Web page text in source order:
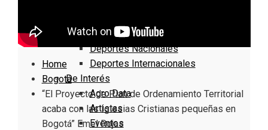
Deportes Locales
Deportes Nacionales
Deportes Internacionales
De Interés
Agro Data
Artistas
Eventos
Home
Bogotá
“El Proyecto de Plan de Ordenamiento Territorial
acaba con las Iglesias Cristianas pequeñas en
Bogotá” Emel Rojas